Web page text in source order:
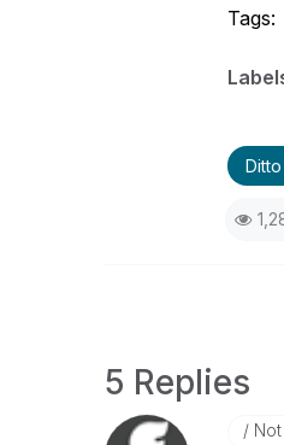
Tags:
5 Replies
Not